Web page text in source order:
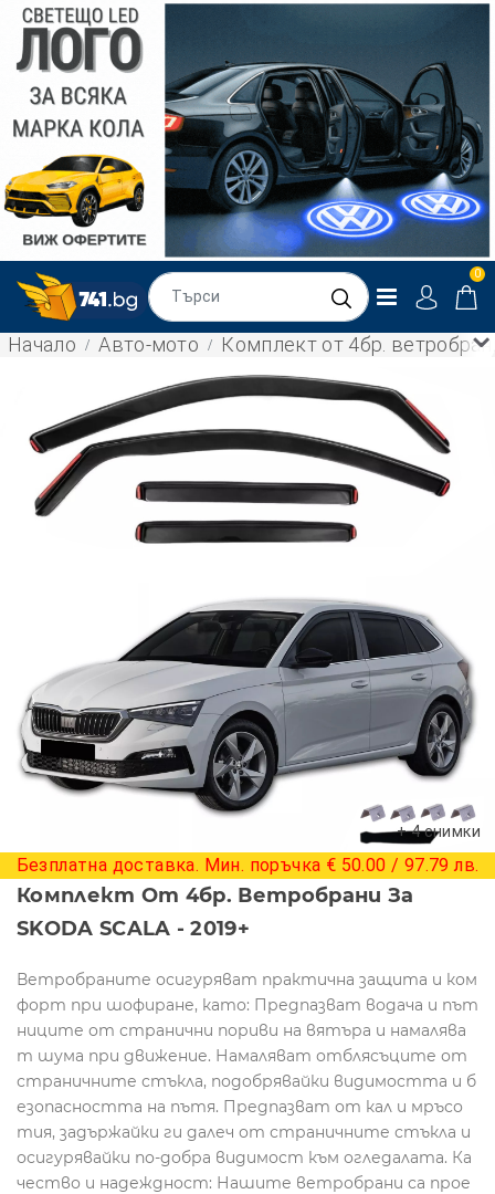
0
Начало Авто-мото Комплект от 4бр.
+ 4 снимки
Безплатна доставка. Мин. поръчка € 50.00 / 97.79 лв.
Комплект От 4бр. Ветробрани За
SKODA SCALA - 2019+
Ветробраните осигуряват практична защита и ком
форт при шофиране, като: Предпазват водача и път
ниците от странични пориви на вятъра и намалява
т шума при движение. Намаляват отблясъците от
страничните стъкла, подобрявайки видимостта и б
езопасността на пътя. Предпазват от кал и мръсо
тия, задържайки ги далеч от страничните стъкла и
осигурявайки по-добра видимост към огледалата. Ка
чество и надеждност: Нашите ветробрани са прое